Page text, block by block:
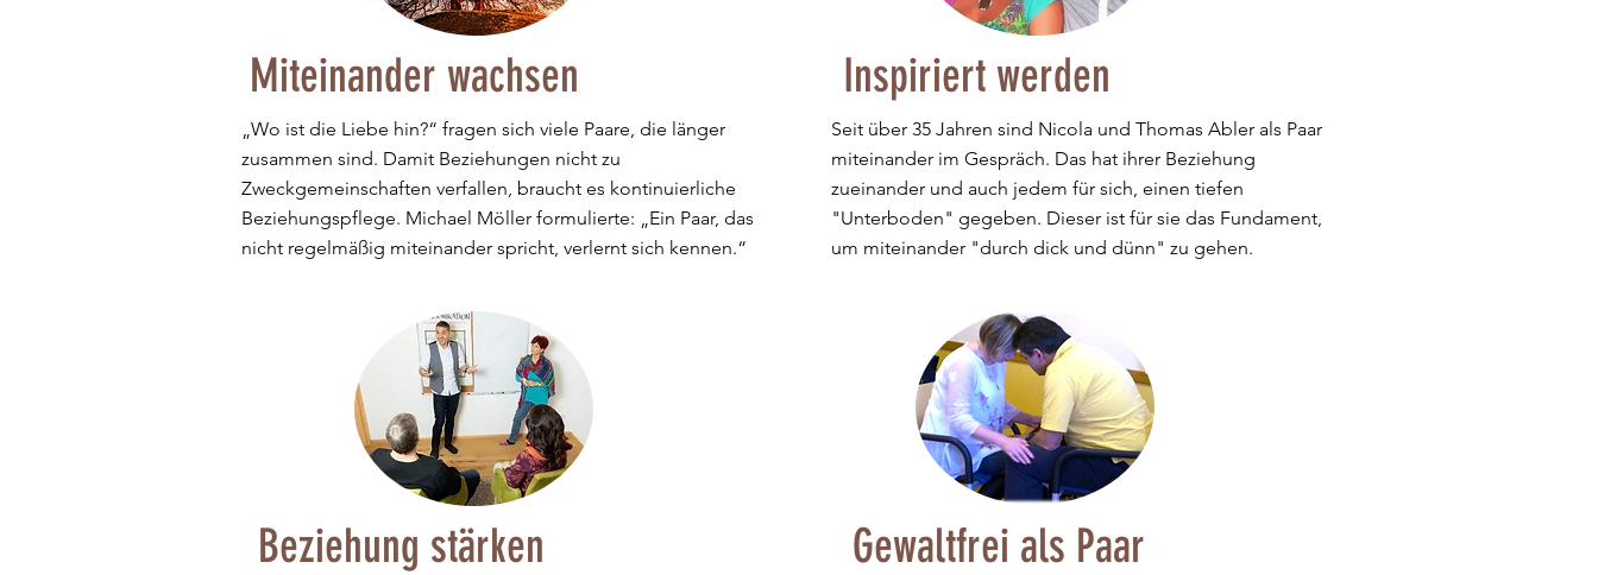
Miteinander wachsen
„Wo ist die Liebe hin?“ fragen sich viele Paare, die länger
zusammen sind. Damit Beziehungen nicht zu
Zweckgemeinschaften verfallen, braucht es kontinuierliche
Beziehungspflege. Michael Möller formulierte: „Ein Paar, das
nicht regelmäßig miteinander spricht, verlernt sich kennen.“
Beziehung stärken
Inspiriert werden
Seit über 35 Jahren sind Nicola und Thomas Abler als Paar
miteinander im Gespräch. Das hat ihrer Beziehung
zueinander und auch jedem für sich, einen tiefen
"Unterboden" gegeben. Dieser ist für sie das Fundament,
um miteinander "durch dick und dünn" zu gehen.
Gewaltfrei als Paar